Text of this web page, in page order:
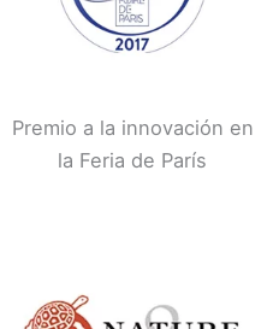
Premio a la innovación en
la Feria de París